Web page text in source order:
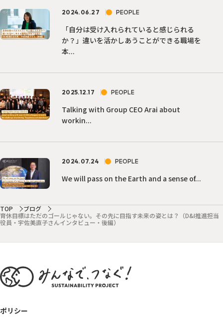
2024.06.27 PEOPLE
「自分は受け入れられていると感じられる
か？」違いを活かしあうことができる職場を
本...
2025.12.17 PEOPLE
Talking with Group CEO Arai about
workin...
2024.07.24 PEOPLE
We will pass on the Earth and a sense of...
TOP
ブログ
育休目標はただのゴールじゃない。その先に目指す未来の姿とは？（D&I推進担当
役員・宇佐美直子さんインタビュー・後編）
ポリシー